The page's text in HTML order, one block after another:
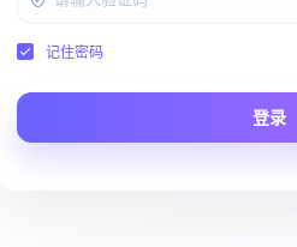
记住密码
登录